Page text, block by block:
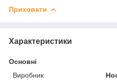
Приховати
Характеристики
Основні
Виробник